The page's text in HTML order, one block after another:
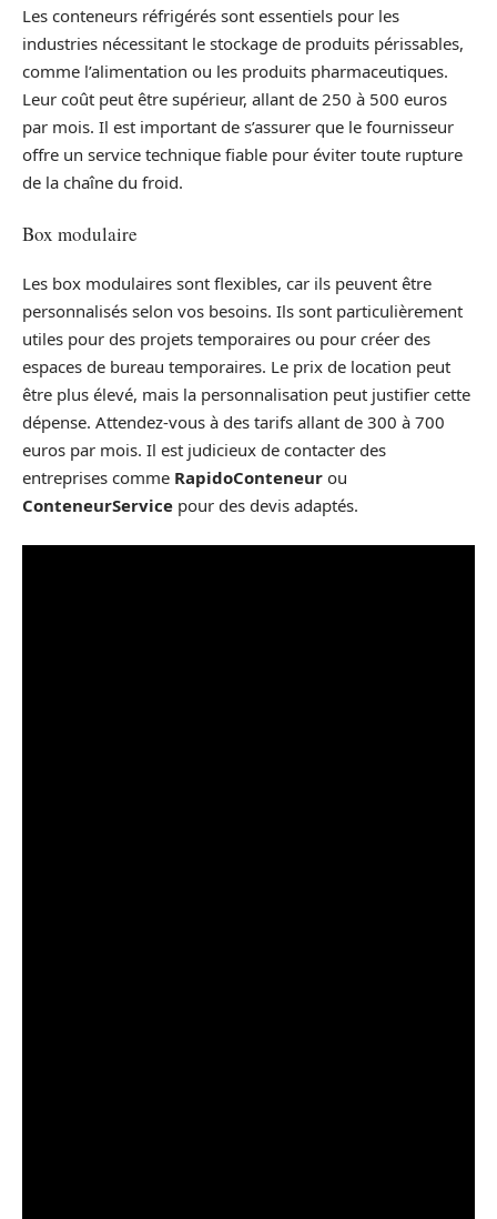
Les conteneurs réfrigérés sont essentiels pour les
industries nécessitant le stockage de produits périssables,
comme l’alimentation ou les produits pharmaceutiques.
Leur coût peut être supérieur, allant de 250 à 500 euros
par mois. Il est important de s’assurer que le fournisseur
offre un service technique fiable pour éviter toute rupture
de la chaîne du froid.
Box modulaire
Les box modulaires sont flexibles, car ils peuvent être
personnalisés selon vos besoins. Ils sont particulièrement
utiles pour des projets temporaires ou pour créer des
espaces de bureau temporaires. Le prix de location peut
être plus élevé, mais la personnalisation peut justifier cette
dépense. Attendez-vous à des tarifs allant de 300 à 700
euros par mois. Il est judicieux de contacter des
entreprises comme RapidoConteneur ou
ConteneurService pour des devis adaptés.